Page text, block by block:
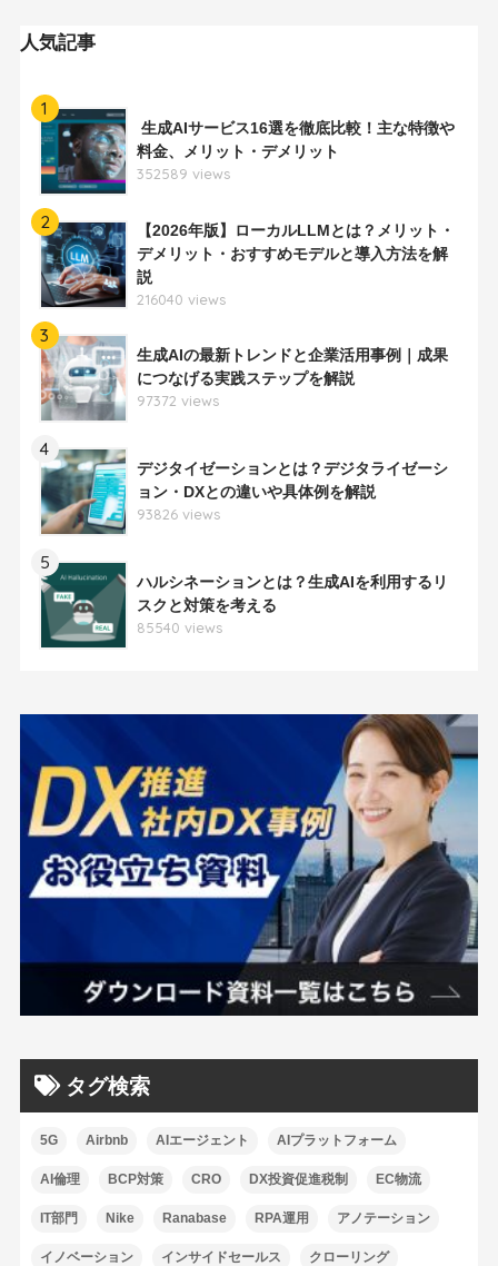
人気記事
1
生成AIサービス16選を徹底比較！主な特徴や
料金、メリット・デメリット
352589 views
2
【2026年版】ローカルLLMとは？メリット・
デメリット・おすすめモデルと導入方法を解
説
216040 views
3
生成AIの最新トレンドと企業活用事例｜成果
につなげる実践ステップを解説
97372 views
4
デジタイゼーションとは？デジタライゼーシ
ョン・DXとの違いや具体例を解説
93826 views
5
ハルシネーションとは？生成AIを利用するリ
スクと対策を考える
85540 views
タグ検索
5G Airbnb AIエージェント AIプラットフォーム
AI倫理 BCP対策 CRO DX投資促進税制 EC物流
IT部門 Nike Ranabase RPA運用 アノテーション
イノベーション インサイドセールス クローリング